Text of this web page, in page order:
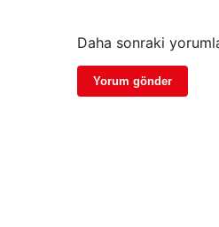
Daha sonraki